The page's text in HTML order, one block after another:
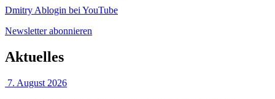
Dmitry Ablogin bei YouTube
Newsletter abonnieren
Aktuelles
7. August 2026